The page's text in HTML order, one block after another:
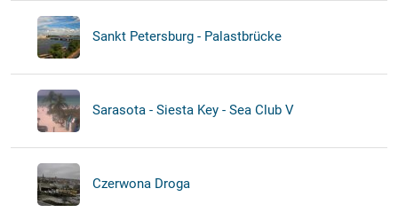
Sankt Petersburg - Palastbrücke
Sarasota - Siesta Key - Sea Club V
Czerwona Droga